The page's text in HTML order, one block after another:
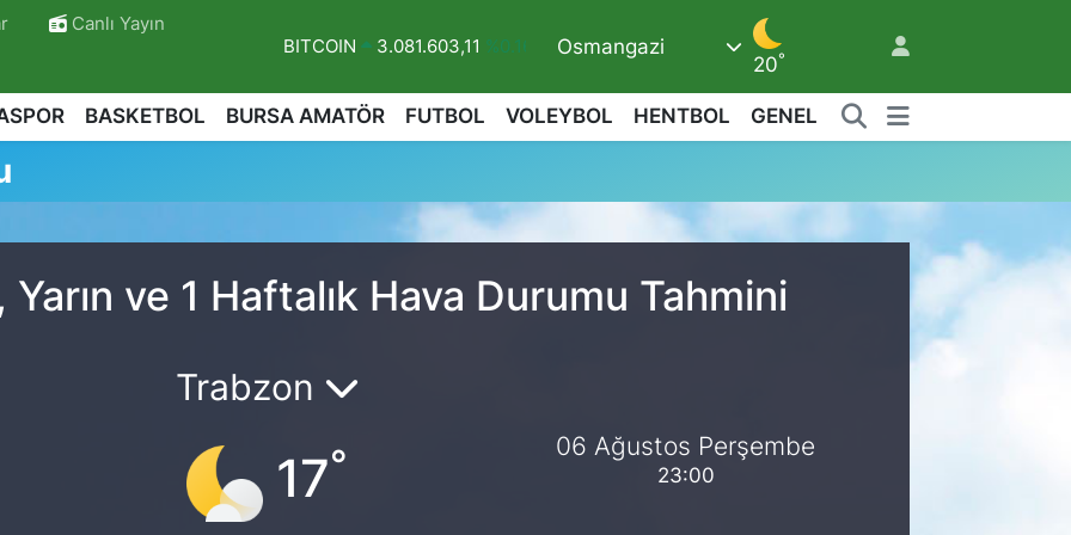
Canlı Yayın
BITCOIN 3.081.603,11 %0.16
DOLAR
47,6704 %0
6500.87 %0.12
Osmangazi
20°
BASKETBOL BURSA AMATÖR FUTBOL VOLEYBOL HENTBOL GENEL
ve 1 Haftalık Hava Durumu Tahmini
Trabzon
17° 06 Ağustos Perşembe
23:00